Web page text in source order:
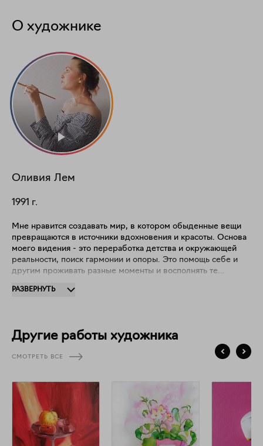
О художнике
Оливия Лем
1991 г.
Мне нравится создавать мир, в котором обыденные вещи
превращаются в источники вдохновения и красоты. Основа
моего видения - это переработка детства и окружающей
реальности, поиск гармонии и опоры. Это помощь себе и
другим проживать разные моменты и восполнять те
уголок, где можно продолжать жить в розовых очках.
РАЗВЕРНУТЬ
Другие работы художника
СМОТРЕТЬ ВСЕ